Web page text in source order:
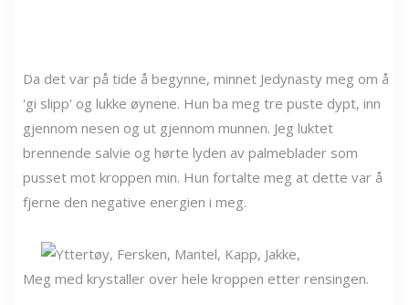
Da det var på tide å begynne, minnet Jedynasty meg om å
'gi slipp' og lukke øynene. Hun ba meg tre puste dypt, inn
gjennom nesen og ut gjennom munnen. Jeg luktet
brennende salvie og hørte lyden av palmeblader som
pusset mot kroppen min. Hun fortalte meg at dette var å
fjerne den negative energien i meg.
Meg med krystaller over hele kroppen etter rensingen.